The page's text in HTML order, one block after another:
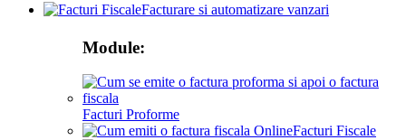
Facturare si automatizare vanzari
Module:
Facturi Proforme
Facturi Fiscale